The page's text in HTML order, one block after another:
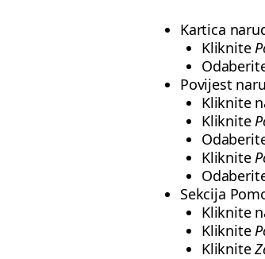
Kartica
Kliknite
Povijest
Kliknite
Kliknite
Kliknite
Sekcija
Kliknite
Kliknite
Kliknite